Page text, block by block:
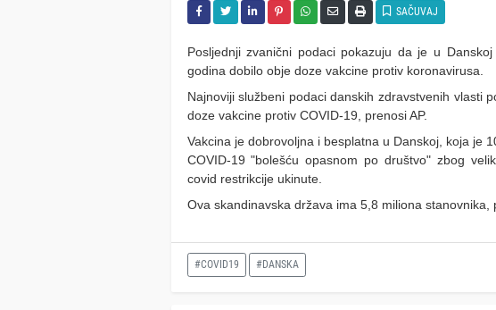
SAČUVAJ
Posljednji zvanični podaci pokazuju da je u
godina dobilo obje doze vakcine protiv koronavirusa.
Najnoviji službeni podaci danskih zdravstvenih vlasti
doze vakcine protiv COVID-19, prenosi AP.
Vakcina je dobrovoljna i besplatna u Danskoj, koja je
COVID-19 "bolešću opasnom po društvo" zbog
covid restrikcije ukinute.
Ova skandinavska država ima 5,8 miliona stanovnika,
#COVID19 #DANSKA